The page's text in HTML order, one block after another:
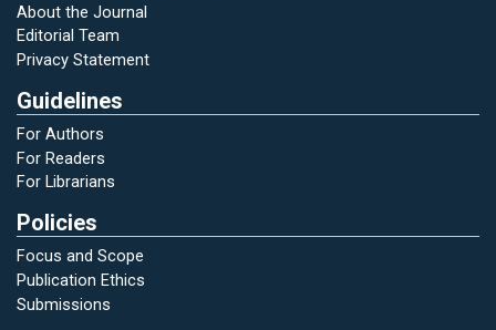
Kemdiknas. 2011. Panduan Pelaksanaan
Panduan Lengkap Mendidik Siswa Menjadi
Rukiyati. 2008. Pendidikan Pancasila.
Yogyakarta: UNY Press.
About the Journal
Editorial Team
Privacy Statement
Guidelines
For Authors
For Readers
For Librarians
Policies
Focus and Scope
Publication Ethics
Submissions